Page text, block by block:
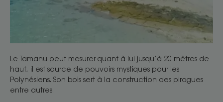
Le Tamanu peut mesurer quant à lui jusqu’à 20 mètres de
haut, il est source de pouvoirs mystiques pour les
Polynésiens. Son bois sert à la construction des pirogues
entre autres.